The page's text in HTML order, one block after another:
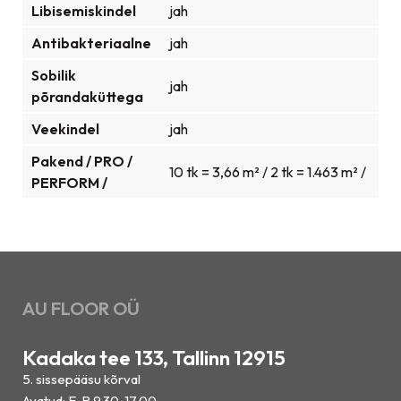
Libisemiskindel
jah
Antibakteriaalne
jah
Sobilik
põrandaküttega
jah
Veekindel
jah
Pakend / PRO /
PERFORM /
10 tk = 3,66 m² / 2 tk = 1.463 m² /
AU FLOOR OÜ
Kadaka tee 133, Tallinn 12915
5. sissepääsu kõrval